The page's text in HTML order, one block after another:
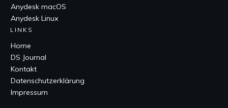
Anydesk macOS
Anydesk Linux
LINKS
Home
DS Journal
Kontakt
Datenschutzerklärung
Impressum